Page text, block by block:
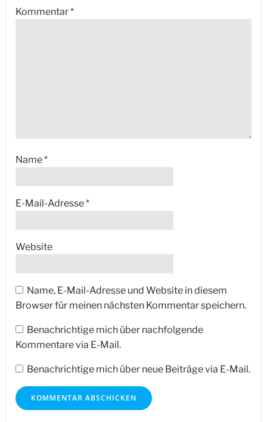
Kommentar*
Name*
E-Mail-Adresse*
Website
Name, E-Mail-Adresse und Website in diesem
Browser für meinen nächsten Kommentar speichern.
Benachrichtige mich über nachfolgende
Kommentare via E-Mail.
Benachrichtige mich über neue Beiträge via E-Mail.